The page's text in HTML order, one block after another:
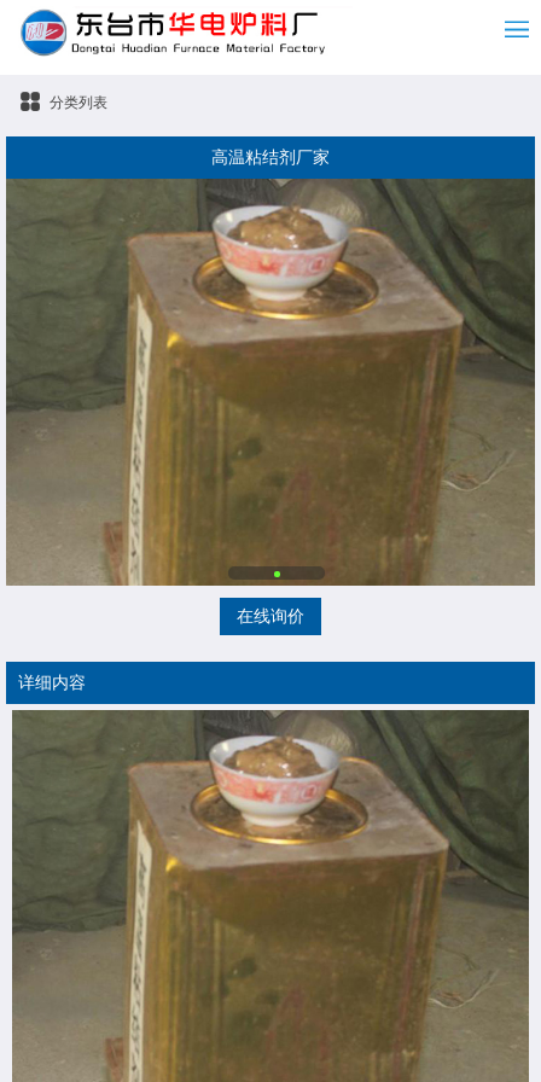
分类列表
高温粘结剂厂家
在线询价
详细内容